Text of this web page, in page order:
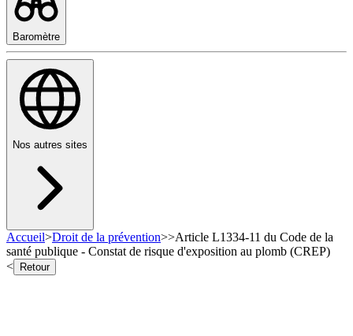
Baromètre
Nos autres sites
Accueil>Droit de la prévention>>Article L1334-11 du Code de la
santé publique - Constat de risque d'exposition au plomb (CREP)
<
Retour